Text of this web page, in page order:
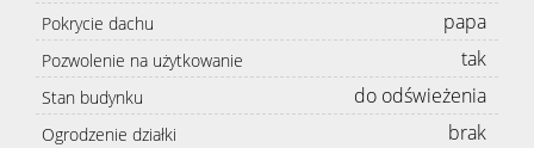
Pokrycie dachu papa
Pozwolenie na użytkowanie tak
Stan budynku do odświeżenia
Ogrodzenie działki brak